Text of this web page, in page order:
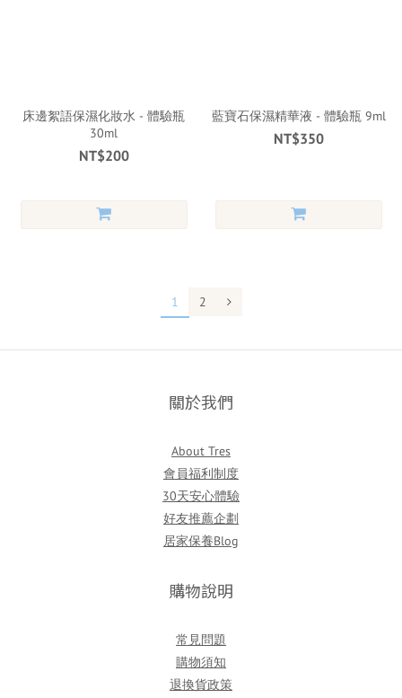
床邊絮語保濕化妝水 - 體驗瓶
30ml
NT$200
藍寶石保濕精華液 - 體驗瓶 9ml
NT$350
1 2
關於我們
About Tres
會員福利制度
30天安心體驗
好友推薦企劃
居家保養Blog
購物說明
常見問題
購物須知
退換貨政策